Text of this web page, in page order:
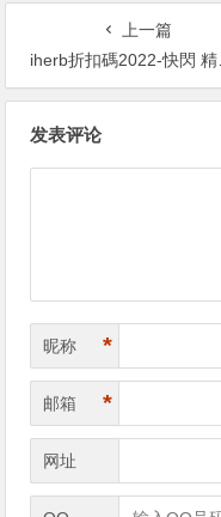
上一篇
iherb折扣碼2022-快閃 精選健康產品 額外6折優惠推介
发表评论
昵称 *
邮箱 *
网址